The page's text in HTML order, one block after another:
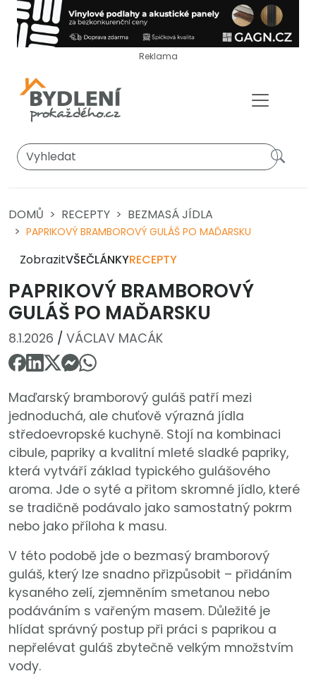
Reklama
DOMŮ RECEPTY BEZMASÁ JÍDLA
PAPRIKOVÝ BRAMBOROVÝ GULÁŠ PO MAĎARSKU
ZobrazitVŠEČLÁNKYRECEPTY
PAPRIKOVÝ BRAMBOROVÝ
GULÁŠ PO MAĎARSKU
8.1.2026 / VÁCLAV MACÁK
Maďarský bramborový guláš patří mezi
jednoduchá, ale chuťově výrazná jídla
středoevropské kuchyně. Stojí na kombinaci
cibule, papriky a kvalitní mleté sladké papriky,
která vytváří základ typického gulášového
aroma. Jde o syté a přitom skromné jídlo, které
se tradičně podávalo jako samostatný pokrm
nebo jako příloha k masu.
V této podobě jde o bezmasý bramborový
guláš, který lze snadno přizpůsobit – přidáním
kysaného zelí, zjemněním smetanou nebo
podáváním s vařeným masem. Důležité je
hlídat správný postup při práci s paprikou a
nepřelévat guláš zbytečně velkým množstvím
vody.